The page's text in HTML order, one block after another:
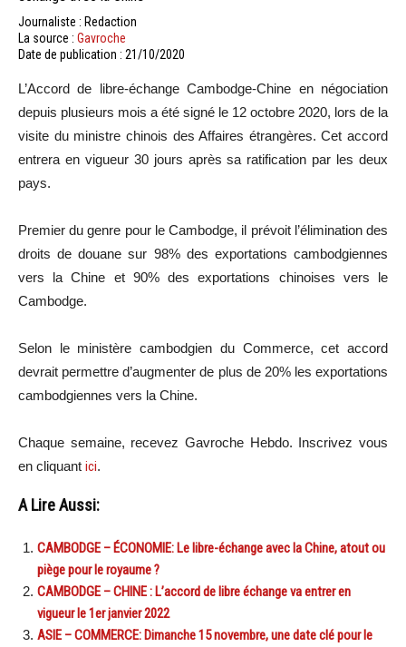
Journaliste : Redaction
La source : Gavroche
Date de publication : 21/10/2020
L’Accord de libre-échange Cambodge-Chine en négociation
depuis plusieurs mois a été signé le 12 octobre 2020, lors de la
visite du ministre chinois des Affaires étrangères. Cet accord
entrera en vigueur 30 jours après sa ratification par les deux
pays.
Premier du genre pour le Cambodge, il prévoit l’élimination des
droits de douane sur 98% des exportations cambodgiennes
vers la Chine et 90% des exportations chinoises vers le
Cambodge.
Selon le ministère cambodgien du Commerce, cet accord
devrait permettre d’augmenter de plus de 20% les exportations
cambodgiennes vers la Chine.
Chaque semaine, recevez Gavroche Hebdo. Inscrivez vous
en cliquant ici.
A Lire Aussi:
CAMBODGE – ÉCONOMIE: Le libre-échange avec la Chine, atout ou
piège pour le royaume ?
CAMBODGE – CHINE : L’accord de libre échange va entrer en
vigueur le 1er janvier 2022
ASIE – COMMERCE: Dimanche 15 novembre, une date clé pour le